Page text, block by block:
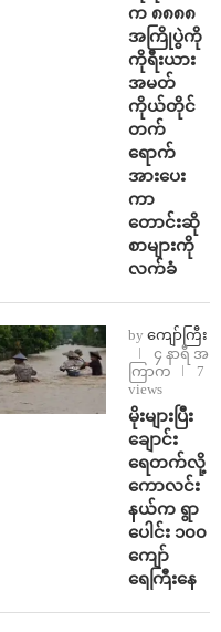
က ၈၈၈၈
အကြိုပွဲကို
ကိုရီးယား
အမတ်
ကိုယ်တိုင်
တက်
ရောက်
အားပေး
ကာ
တောင်းဆို
စာများကို
လက်ခံ
by ကျော်ကြီး
၄ နာရီ အ
ကြာက
7
views
⁨မိုးများပြီး
ချောင်း
ရေတက်လို့
ကောလင်း
နယ်က ရွာ
ပေါင်း ၁၀၀
ကျော်
ရေကြီးနေ